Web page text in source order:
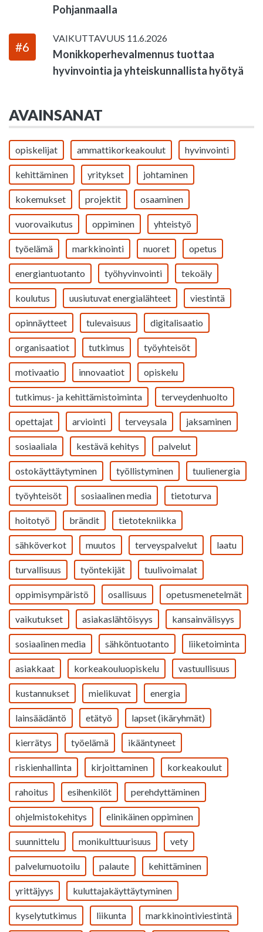
Pohjanmaalla
#6
VAIKUTTAVUUS 11.6.2026
Monikkoperhevalmennus tuottaa
hyvinvointia ja yhteiskunnallista hyötyä
AVAINSANAT
opiskelijat ammattikorkeakoulut hyvinvointi
kehittäminen yritykset johtaminen
kokemukset projektit osaaminen
vuorovaikutus oppiminen yhteistyö
työelämä markkinointi nuoret opetus
energiantuotanto työhyvinvointi tekoäly
koulutus uusiutuvat energialähteet viestintä
opinnäytteet tulevaisuus digitalisaatio
organisaatiot tutkimus työyhteisöt
motivaatio innovaatiot opiskelu
tutkimus- ja kehittämistoiminta terveydenhuolto
opettajat arviointi terveysala jaksaminen
sosiaaliala kestävä kehitys palvelut
ostokäyttäytyminen työllistyminen tuulienergia
työyhteisöt sosiaalinen media tietoturva
hoitotyö brändit tietotekniikka
sähköverkot muutos terveyspalvelut laatu
turvallisuus työntekijät tuulivoimalat
oppimisympäristö osallisuus opetusmenetelmät
vaikutukset asiakaslähtöisyys kansainvälisyys
sosiaalinen media sähköntuotanto liiketoiminta
asiakkaat korkeakouluopiskelu vastuullisuus
kustannukset mielikuvat energia
lainsäädäntö etätyö lapset (ikäryhmät)
kierrätys työelämä ikääntyneet
riskienhallinta kirjoittaminen korkeakoulut
rahoitus esihenkilöt perehdyttäminen
ohjelmistokehitys elinikäinen oppiminen
suunnittelu monikulttuurisuus vety
palvelumuotoilu palaute kehittäminen
yrittäjyys kuluttajakäyttäytyminen
kyselytutkimus liikunta markkinointiviestintä